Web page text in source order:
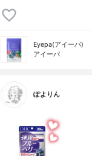
Eyepa(アイーパ)
アイーパ
ぽよりん